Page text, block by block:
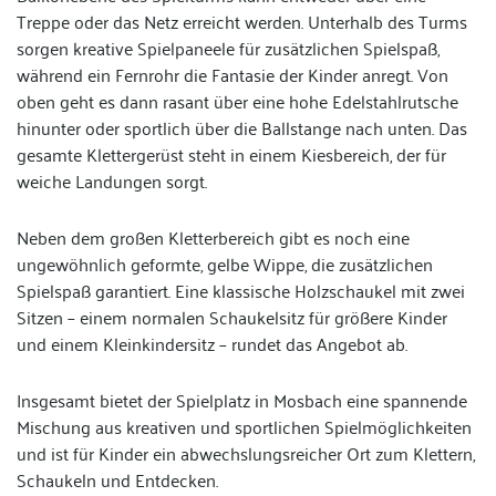
Treppe oder das Netz erreicht werden. Unterhalb des Turms
sorgen kreative Spielpaneele für zusätzlichen Spielspaß,
während ein Fernrohr die Fantasie der Kinder anregt. Von
oben geht es dann rasant über eine hohe Edelstahlrutsche
hinunter oder sportlich über die Ballstange nach unten. Das
gesamte Klettergerüst steht in einem Kiesbereich, der für
weiche Landungen sorgt.
Neben dem großen Kletterbereich gibt es noch eine
ungewöhnlich geformte, gelbe Wippe, die zusätzlichen
Spielspaß garantiert. Eine klassische Holzschaukel mit zwei
Sitzen – einem normalen Schaukelsitz für größere Kinder
und einem Kleinkindersitz – rundet das Angebot ab.
Insgesamt bietet der Spielplatz in Mosbach eine spannende
Mischung aus kreativen und sportlichen Spielmöglichkeiten
und ist für Kinder ein abwechslungsreicher Ort zum Klettern,
Schaukeln und Entdecken.